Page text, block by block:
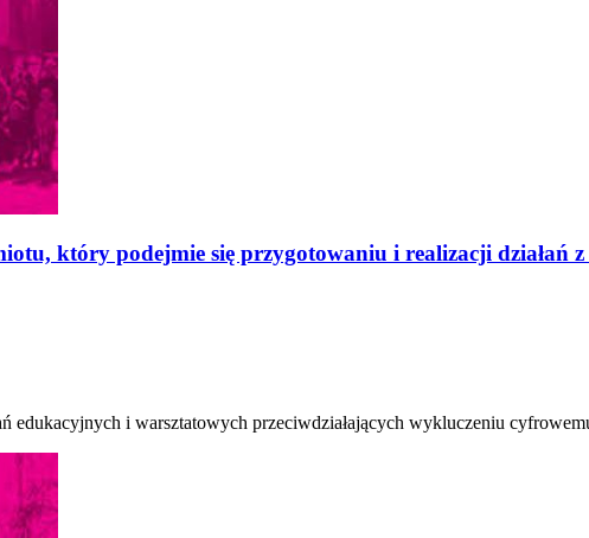
który podejmie się przygotowaniu i realizacji działań
edukacyjnych i warsztatowych przeciwdziałających wykluczeniu